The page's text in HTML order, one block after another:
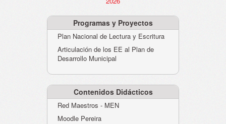
Programas y Proyectos
Plan Nacional de Lectura y Escritura
Articulación de los EE al Plan de
Desarrollo Municipal
Contenidos Didácticos
Red Maestros - MEN
Moodle Pereira